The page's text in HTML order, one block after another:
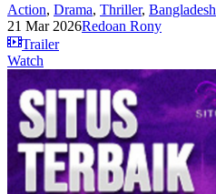
Action, Drama, Thriller, Bangladesh
21 Mar 2026Redoan Rony
Trailer
Watch